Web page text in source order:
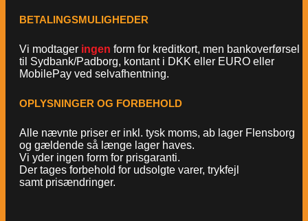
BETALINGSMULIGHEDER
Vi modtager ingen form for kreditkort, men bankoverførsel
til Sydbank/Padborg, kontant i DKK eller EURO eller
MobilePay ved selvafhentning.
OPLYSNINGER OG FORBEHOLD
Alle nævnte priser er inkl. tysk moms, ab lager Flensborg
og gældende så længe lager haves.
Vi yder ingen form for prisgaranti.
Der tages forbehold for udsolgte varer, trykfejl
samt prisændringer.